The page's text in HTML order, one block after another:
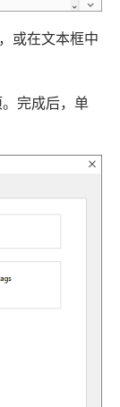
或在文本框中
完成后，单